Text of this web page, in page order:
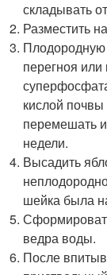
складывать
Разместить
Плодородную
перегноя или
кислой
перемешать
недели.
Высадить
шейка была
ведра воды.
После